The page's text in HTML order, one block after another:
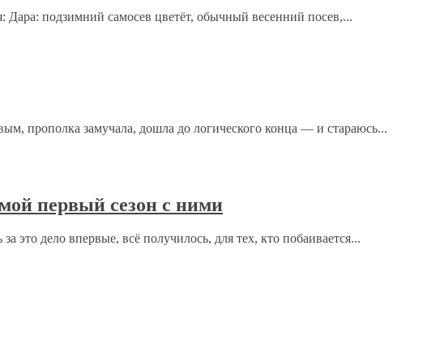
персональных данных.Политика конфиденциальности.
подзимний самосев цветёт, обычный весенний посев,...
прополка замучала, дошла до логического конца — и стараюсь...
первый сезон с ними
это дело впервые, всё получилось, для тех, кто побаивается...